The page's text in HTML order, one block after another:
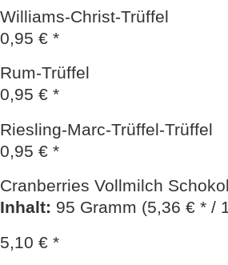
Williams-Christ-Trüffel
0,95 € *
Rum-Trüffel
0,95 € *
Riesling-Marc-Trüffel-Trüffel
0,95 € *
Cranberries Vollmilch
Inhalt: 95 Gramm (5,36 € * /
5,10 € *